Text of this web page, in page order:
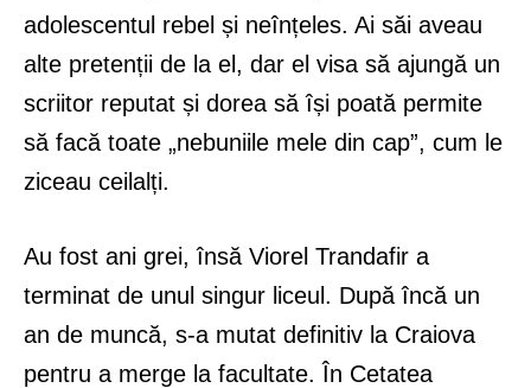
adolescentul rebel și neînțeles. Ai săi aveau
alte pretenții de la el, dar el visa să ajungă un
scriitor reputat și dorea să își poată permite
să facă toate „nebuniile mele din cap”, cum le
ziceau ceilalți.
Au fost ani grei, însă Viorel Trandafir a
terminat de unul singur liceul. După încă un
an de muncă, s-a mutat definitiv la Craiova
pentru a merge la facultate. În Cetatea